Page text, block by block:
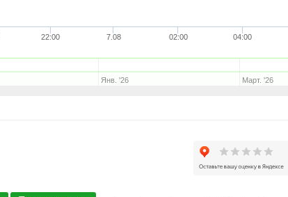
22:00 7.08 02:00 04:00
Янв. '26 Март. '26